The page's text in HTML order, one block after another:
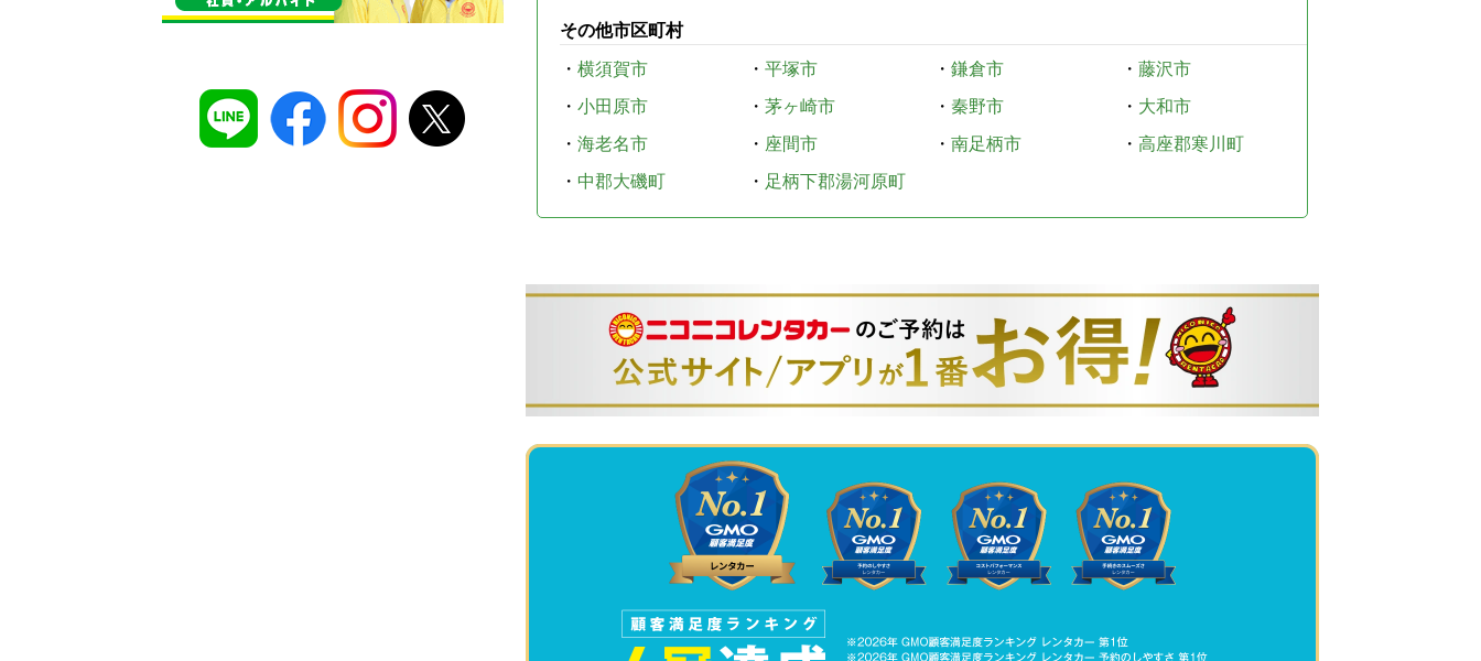
その他市区町村
・ 横須賀市 ・ 平塚市 ・ 鎌倉市 ・ 藤沢市
・ 小田原市 ・ 茅ヶ崎市 ・ 秦野市 ・ 大和市
・ 海老名市 ・ 座間市 ・ 南足柄市 ・ 高座郡寒川町
・ 中郡大磯町 ・ 足柄下郡湯河原町